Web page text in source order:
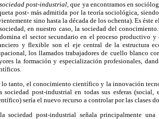
sociedad post-industrial, que ya encontramos en
post- más admitida por la teoría sociológica,
sino hasta la década de los ochenta). Es
en nuestro caso, la sociedad del
el sector secundario en el proceso productivo
y flexible son el eje central de la estructura
los llamados trabajadores de cuello blanco
la formación y especialización profesionales,
lo tanto, el conocimiento científico y la innovación
sociedad post-industrial en todas sus esferas
sería el nuevo recurso a controlar por las clases
sociedad post-industrial señala principalmente una